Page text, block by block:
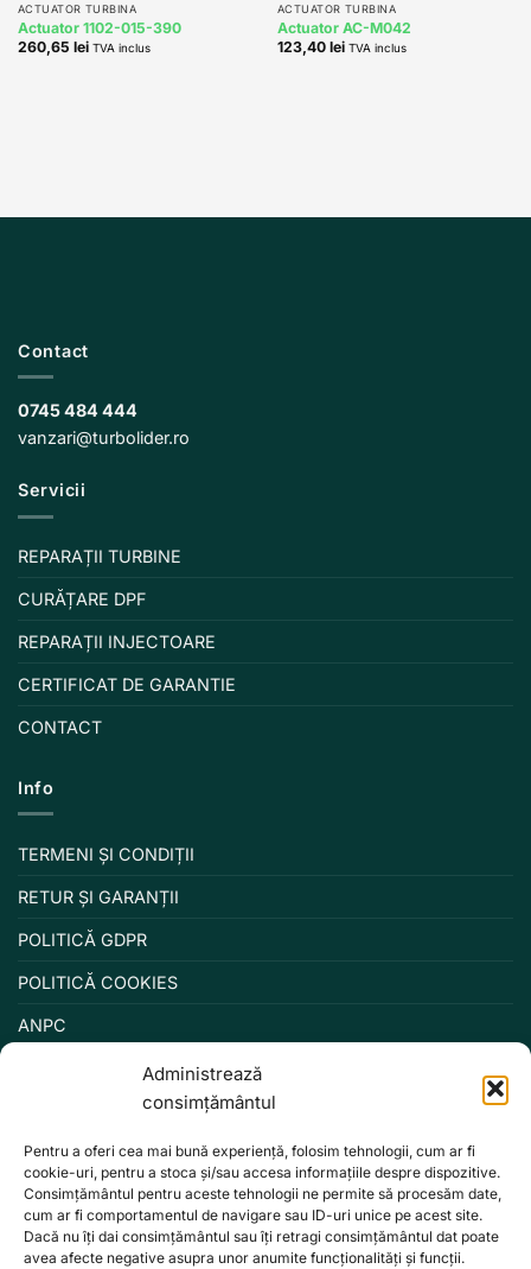
Administrează
consimțământul
Pentru a oferi cea mai bună experiență, folosim tehnologii, cum ar fi
cookie-uri, pentru a stoca și/sau accesa informațiile despre dispozitive.
Consimțământul pentru aceste tehnologii ne permite să procesăm date,
cum ar fi comportamentul de navigare sau ID-uri unice pe acest site.
Dacă nu îți dai consimțământul sau îți retragi consimțământul dat poate
avea afecte negative asupra unor anumite funcționalități și funcții.
ACTUATOR TURBINA
Actuator 1102-015-390
260,65 lei TVA inclus
ACTUATOR TURBINA
Actuator AC-M042
123,40 lei TVA inclus
Contact
0745 484 444
vanzari@turbolider.ro
Servicii
REPARAȚII TURBINE
CURĂȚARE DPF
REPARAȚII INJECTOARE
CERTIFICAT DE GARANTIE
CONTACT
Info
TERMENI ȘI CONDIȚII
RETUR ȘI GARANȚII
POLITICĂ GDPR
POLITICĂ COOKIES
ANPC